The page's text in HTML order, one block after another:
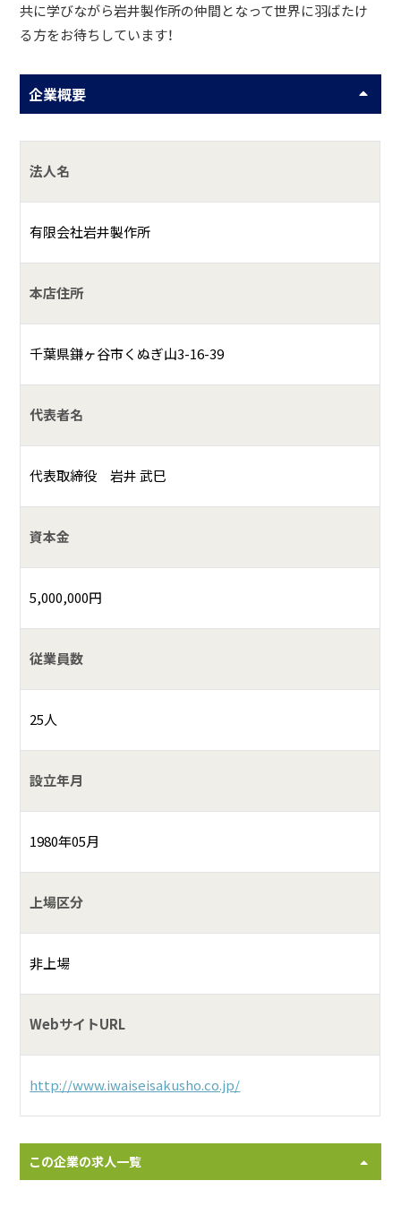
共に学びながら岩井製作所の仲間となって世界に羽ばたけ
る方をお待ちしています！
企業概要
法人名
有限会社岩井製作所
本店住所
千葉県鎌ヶ谷市くぬぎ山3-16-39
代表者名
代表取締役 岩井 武巳
資本金
5,000,000円
従業員数
25人
設立年月
1980年05月
上場区分
非上場
WebサイトURL
http://www.iwaiseisakusho.co.jp/
この企業の求人一覧